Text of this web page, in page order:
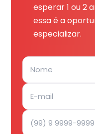
esperar 1 ou 2
essa é a
especializar.